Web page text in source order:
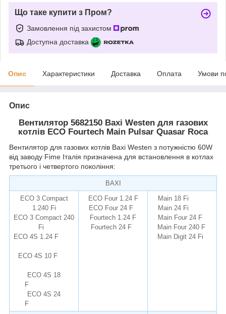
Що таке купити з Пром?
Замовлення під захистом
Доступна доставка
Опис Характеристики Доставка Оплата Умови
Опис
Вентилятор 5682150 Baxi Westen для газових
котлів ECO Fourtech Main Pulsar Quasar Roca
Вентилятор для газових котлів Baxi Westen з потужністю 60W
від заводу Fime Італія призначена для встановлення в котлах
третього і четвертого покоління:
BAXI
ECO 3 Compact
1.240 Fi
ECO 3 Compact 240
Fi
ECO 4S 1.24 F
ECO 4S 10 F
ECO 4S 18
F
ECO 4S 24
F
ECO Four 1.24 F
ECO Four 24 F
Fourtech 1.24 F
Fourtech 24 F
Main 18 Fi
Main 24 Fi
Main Four 24 F
Main Four 240 F
Main Digit 24 Fi